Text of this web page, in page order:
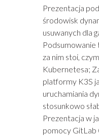
Prezentacja
środowisk
usuwanych dla
Podsumowanie
za nim stoi,
Kubernetesa;
platformy K3S
uruchamiania
stosunkowo
Prezentacja w
pomocy GitLab